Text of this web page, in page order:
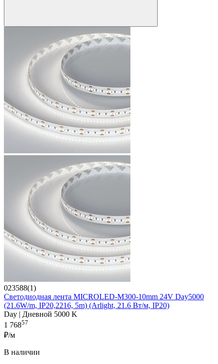
023588(1)
Светодиодная лента MICROLED-M300-10mm 24V Day5000
(21.6W/m, IP20,2216, 5m) (Arlight, 21.6 Вт/м, IP20)
Day | Дневной 5000 K
1 76857
₽/м
В наличии